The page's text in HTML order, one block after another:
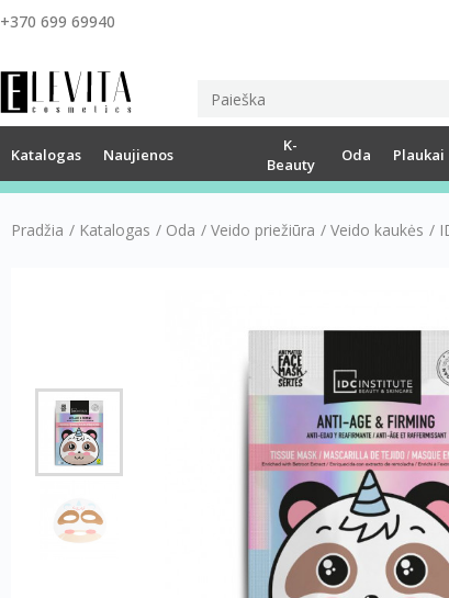
+370 699 69940
Katalogas Naujienos
K-
Beauty
Oda Plaukai
Pradžia / Katalogas / Oda / Veido priežiūra / Veido kaukės /